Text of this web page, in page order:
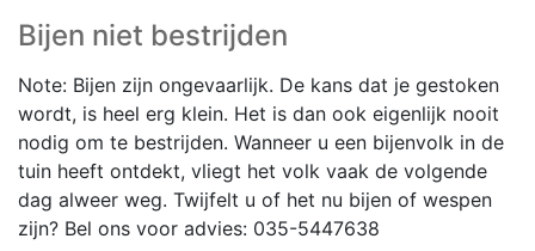
Bijen niet bestrijden
Note: Bijen zijn ongevaarlijk. De kans dat je gestoken
wordt, is heel erg klein. Het is dan ook eigenlijk nooit
nodig om te bestrijden. Wanneer u een bijenvolk in de
tuin heeft ontdekt, vliegt het volk vaak de volgende
dag alweer weg. Twijfelt u of het nu bijen of wespen
zijn? Bel ons voor advies: 035-5447638